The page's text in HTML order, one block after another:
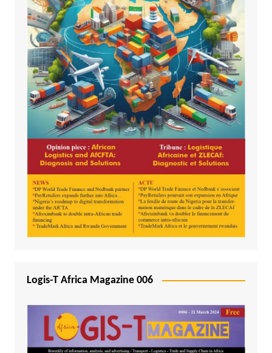
Logis-T Africa Magazine 006